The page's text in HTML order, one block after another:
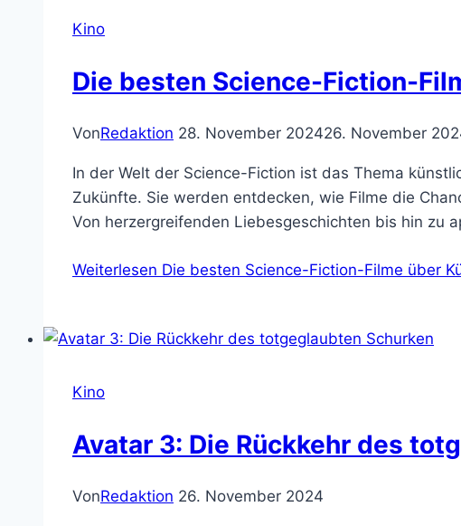
Kino
Die besten Science-Fiction-
VonRedaktion 28. November 202426. November
In der Welt der Science-Fiction ist das Thema
Zukünfte. Sie werden entdecken, wie Filme die
Von herzergreifenden Liebesgeschichten bis hin zu
Weiterlesen Die besten Science-Fiction-Filme über
Kino
Avatar 3: Die Rückkehr des
VonRedaktion 26. November 2024